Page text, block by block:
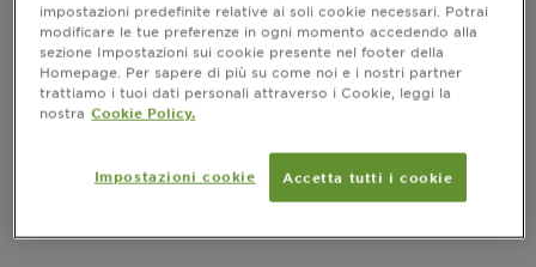
Filters
Ordina per
Novità
Mostra (0) risultato / i
impostazioni predefinite relative ai soli cookie necessari. Potrai
modificare le tue preferenze in ogni momento accedendo alla
sezione Impostazioni sui cookie presente nel footer della
Homepage. Per sapere di più su come noi e i nostri partner
trattiamo i tuoi dati personali attraverso i Cookie, leggi la
nostra Cookie Policy.
Impostazioni cookie Accetta tutti i cookie